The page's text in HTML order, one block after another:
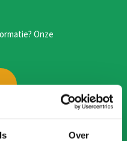
Over
Onze